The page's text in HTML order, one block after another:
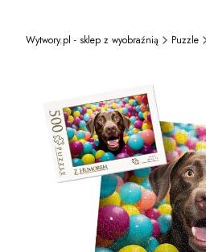
Wytwory.pl - sklep z wyobraźnią Puzzle